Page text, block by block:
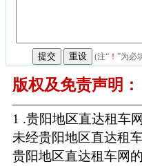
(注“ ！ ”为必
版权及免责声明：
1 .贵阳地区直达租车
未经贵阳地区直达租
贵阳地区直达租车网